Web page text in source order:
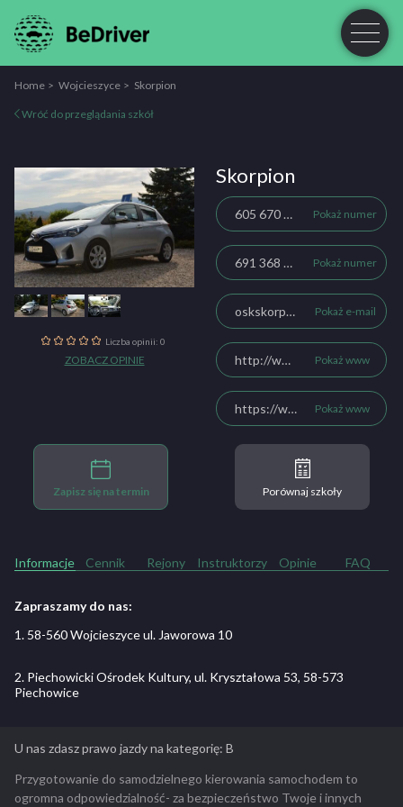
Home Wojcieszyce Skorpion
Wróć do przeglądania szkół
Liczba opinii: 0
ZOBACZ OPINIE
Skorpion
605 670 484 Pokaż numer
691 368 008 Pokaż numer
oskskorpion@gmail.com Pokaż e-mail
http://www.oskskorpion.pl/ Pokaż www
https://www.facebook.com/oskskorpion1996/ Pokaż www
Zapisz się na termin Porównaj szkoły
Informacje Cennik Rejony Instruktorzy Opinie FAQ
Zapraszamy do nas:
1. 58-560 Wojcieszyce ul. Jaworowa 10
2. Piechowicki Ośrodek Kultury, ul. Kryształowa 53, 58-573
Piechowice
U nas zdasz prawo jazdy na kategorię: B
Przygotowanie do samodzielnego kierowania samochodem to
ogromna odpowiedzialność- za bezpieczeństwo Twoje i innych